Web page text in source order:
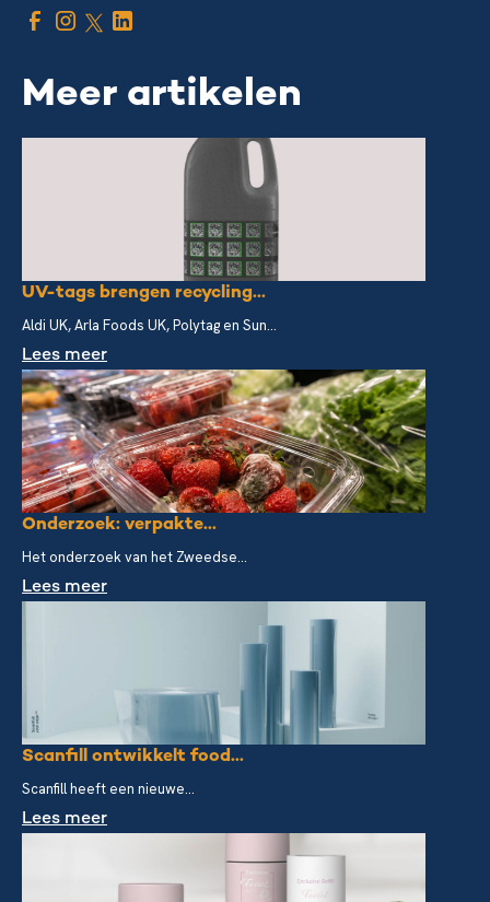
Meer artikelen
UV-tags brengen recycling...
Aldi UK, Arla Foods UK, Polytag en Sun...
Lees meer
Onderzoek: verpakte...
Het onderzoek van het Zweedse...
Lees meer
Scanfill ontwikkelt food...
Scanfill heeft een nieuwe...
Lees meer